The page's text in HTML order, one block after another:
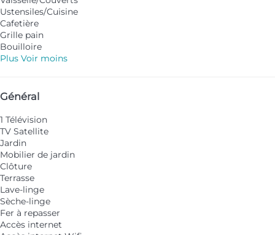
Ustensiles/Cuisine
Cafetière
Grille pain
Bouilloire
Plus Voir moins
Général
1 Télévision
TV Satellite
Jardin
Mobilier de jardin
Clôture
Terrasse
Lave-linge
Sèche-linge
Fer à repasser
Accès internet